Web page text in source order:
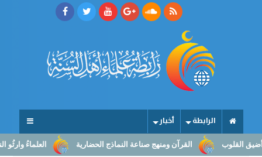
الرابطة أخبار
العلماءُ وارثُو القرآن ومنهج صناعة النماذج الحضارية